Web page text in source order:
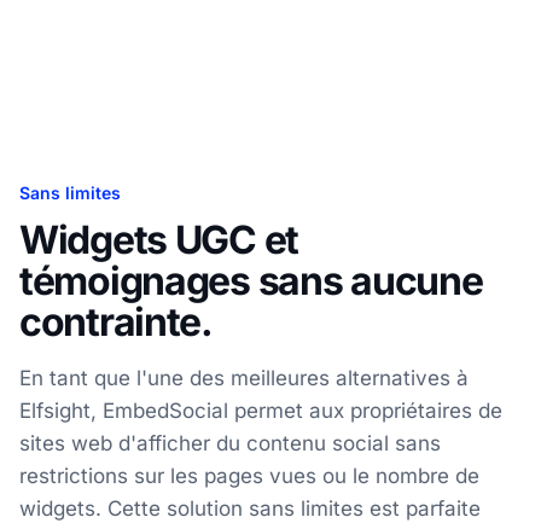
Sans limites
Widgets UGC et
témoignages sans aucune
contrainte.
En tant que l'une des meilleures alternatives à
Elfsight, EmbedSocial permet aux propriétaires de
sites web d'afficher du contenu social sans
restrictions sur les pages vues ou le nombre de
widgets. Cette solution sans limites est parfaite